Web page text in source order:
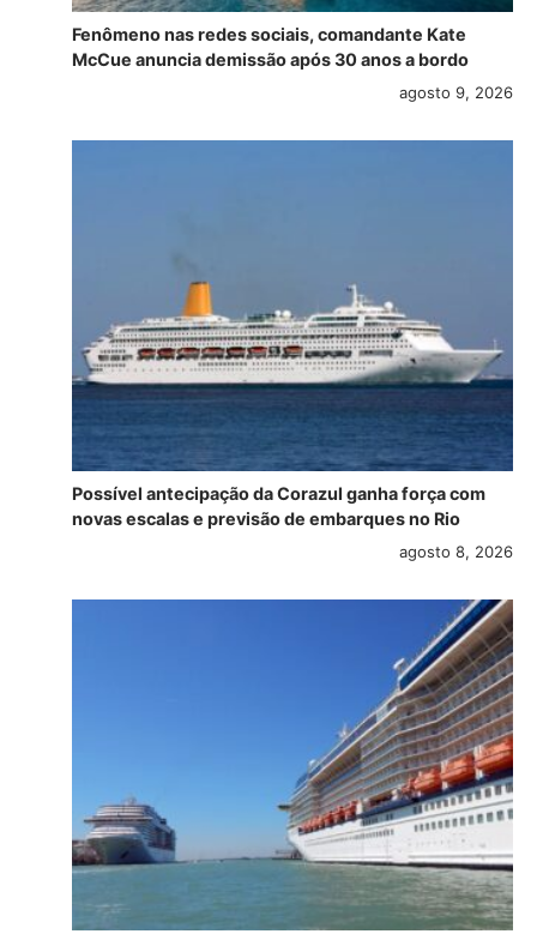
Fenômeno nas redes sociais, comandante Kate
McCue anuncia demissão após 30 anos a bordo
agosto 9, 2026
Possível antecipação da Corazul ganha força com
novas escalas e previsão de embarques no Rio
agosto 8, 2026